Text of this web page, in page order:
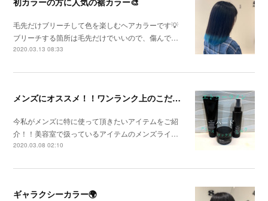
毛先だけブリーチして色を楽しむヘアカラーです💡
ブリーチする箇所は毛先だけでいいので、傷んで…
2020.03.13 08:33
メンズにオススメ！！ワンランク上のこだわり商品！！
今私がメンズに特に使って頂きたいアイテムをご紹
介！！美容室で扱っているアイテムのメンズライ…
2020.03.08 02:10
ギャラクシーカラー🌍